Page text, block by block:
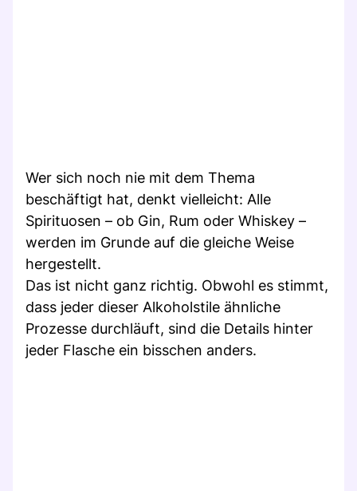
Wer sich noch nie mit dem Thema
beschäftigt hat, denkt vielleicht: Alle
Spirituosen – ob Gin, Rum oder Whiskey –
werden im Grunde auf die gleiche Weise
hergestellt.
Das ist nicht ganz richtig. Obwohl es stimmt,
dass jeder dieser Alkoholstile ähnliche
Prozesse durchläuft, sind die Details hinter
jeder Flasche ein bisschen anders.